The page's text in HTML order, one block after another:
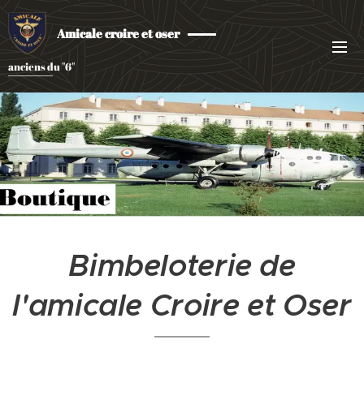
Amicale croire et oser
anciens du "6"
Bimbeloterie de
l'amicale Croire et Oser